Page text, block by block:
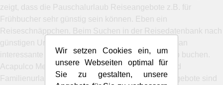
zeigt, dass die Pauschalurlaub Reiseangebote z.B. für
Frühbucher sehr günstig sein können. Eben ein
Reiseschnäppchen. Beim Suchen in der Reisedatenbank nach
günstigen Urlaubsreisen Acapulco Mexiko findet man
interessante Angebote. Preise vergleichen - Urlaub buchen.
Acapulco Mexiko Hotel, Apartment, Singlereise und
Familienurlaub - die preiswerten Pauschalreiseangebote sind
Wir setzen Cookies ein, um
unsere Webseiten optimal für
Sie zu gestalten, unsere